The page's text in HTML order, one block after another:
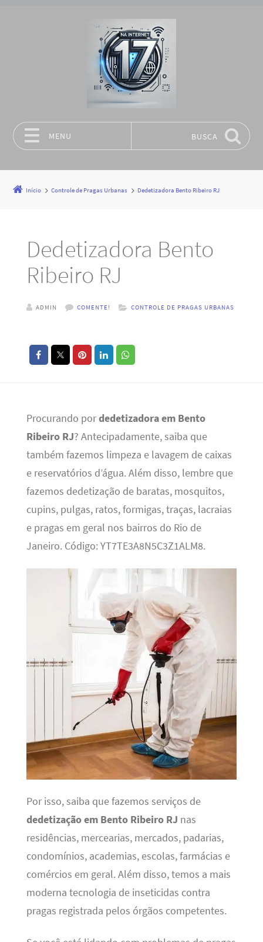
MENU BUSCA
Início Controle de Pragas Urbanas Dedetizadora Bento Ribeiro RJ
Dedetizadora Bento
Ribeiro RJ
ADMIN COMENTE! CONTROLE DE PRAGAS URBANAS
Procurando pordedetizadora em Bento
Ribeiro RJ? Antecipadamente, saiba que
também fazemos limpeza e lavagem de caixas
e reservatórios d’água. Além disso, lembre que
fazemos dedetização de baratas, mosquitos,
cupins, pulgas, ratos, formigas, traças, lacraias
e pragas em geral nos bairros do Rio de
Janeiro. Código: YT7TE3A8N5C3Z1ALM8.
Por isso, saiba que fazemos serviços de
dedetização em Bento Ribeiro RJ nas
residências, mercearias, mercados, padarias,
condomínios, academias, escolas, farmácias e
comércios em geral. Além disso, temos a mais
moderna tecnologia de inseticidas contra
pragas registrada pelos órgãos competentes.